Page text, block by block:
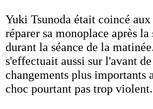
Yuki Tsunoda était coincé
réparer sa monoplace après
durant la séance de la
s'effectuait aussi sur l'avant
changements plus importants
choc pourtant pas trop violent.